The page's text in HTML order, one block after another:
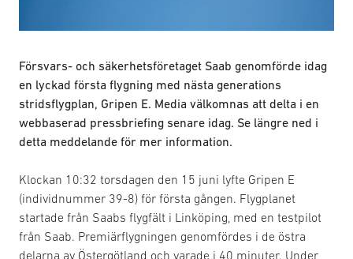
Försvars- och säkerhetsföretaget Saab genomförde idag
en lyckad första flygning med nästa generations
stridsflygplan, Gripen E. Media välkomnas att delta i en
webbaserad pressbriefing senare idag. Se längre ned i
detta meddelande för mer information.
Klockan 10:32 torsdagen den 15 juni lyfte Gripen E
(individnummer 39-8) för första gången. Flygplanet
startade från Saabs flygfält i Linköping, med en testpilot
från Saab. Premiärflygningen genomfördes i de östra
delarna av Östergötland och varade i 40 minuter. Under